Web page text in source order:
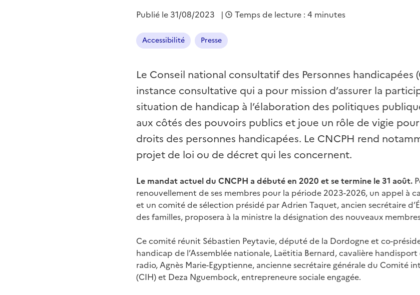
Publié le 31/08/2023 | Temps de lecture : 4 minutes
Accessibilité Presse
Le Conseil national consultatif des Personnes handicapées
instance consultative qui a pour mission d’assurer la
situation de handicap à l’élaboration des politiques
aux côtés des pouvoirs publics et joue un rôle de vigie
droits des personnes handicapées. Le CNCPH rend
projet de loi ou de décret qui les concernent.
Le mandat actuel du CNCPH a débuté en 2020 et se termine le 31 août.
renouvellement de ses membres pour la période 2023-2026, un appel à
et un comité de sélection présidé par Adrien Taquet, ancien secrétaire
des familles, proposera à la ministre la désignation des nouveaux
Ce comité réunit Sébastien Peytavie, député de la Dordogne et co-
handicap de l’Assemblée nationale, Laëtitia Bernard, cavalière
radio, Agnès Marie-Egyptienne, ancienne secrétaire générale du Comité
(CIH) et Deza Nguembock, entrepreneure sociale engagée.